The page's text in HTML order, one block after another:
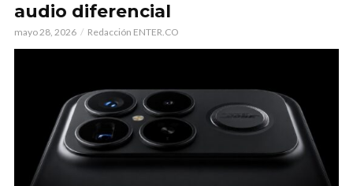
audio diferencial
mayo 28, 2026 Redacción ENTER.CO